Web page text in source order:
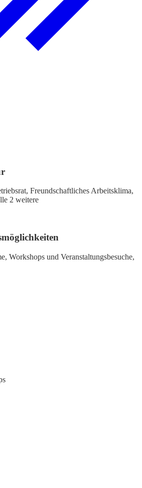
Freundschaftliches Arbeitsklima,
2 weitere
Workshops und Veranstaltungsbesuche,